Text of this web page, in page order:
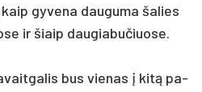
gy­ve­na dau­gu­ma ša­lies
ir šiaip dau­gia­bu­čiuo­se.
bus vie­nas į kitą pa­